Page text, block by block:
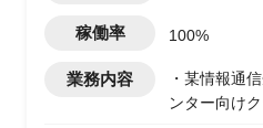
稼働率 100%
業務内容
・某情報通
ンター向け